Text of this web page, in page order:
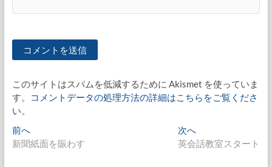
このサイトはスパムを低減するために Akismet を使っていま
す。
コメントデータの処理方法の詳細はこちらをご覧くださ
い。
投
稿
前へ過
去
新聞紙面を賑わす
次へ
の
英会話教室スタート